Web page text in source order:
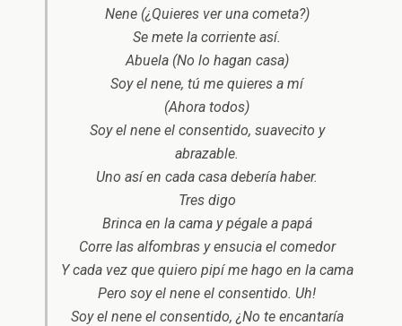
Nene (¿Quieres ver una cometa?)
Se mete la corriente así.
Abuela (No lo hagan casa)
Soy el nene, tú me quieres a mí
(Ahora todos)
Soy el nene el consentido, suavecito y
abrazable.
Uno así en cada casa debería haber.
Tres digo
Brinca en la cama y pégale a papá
Corre las alfombras y ensucia el comedor
Y cada vez que quiero pipí me hago en la cama
Pero soy el nene el consentido. Uh!
Soy el nene el consentido, ¿No te encantaría